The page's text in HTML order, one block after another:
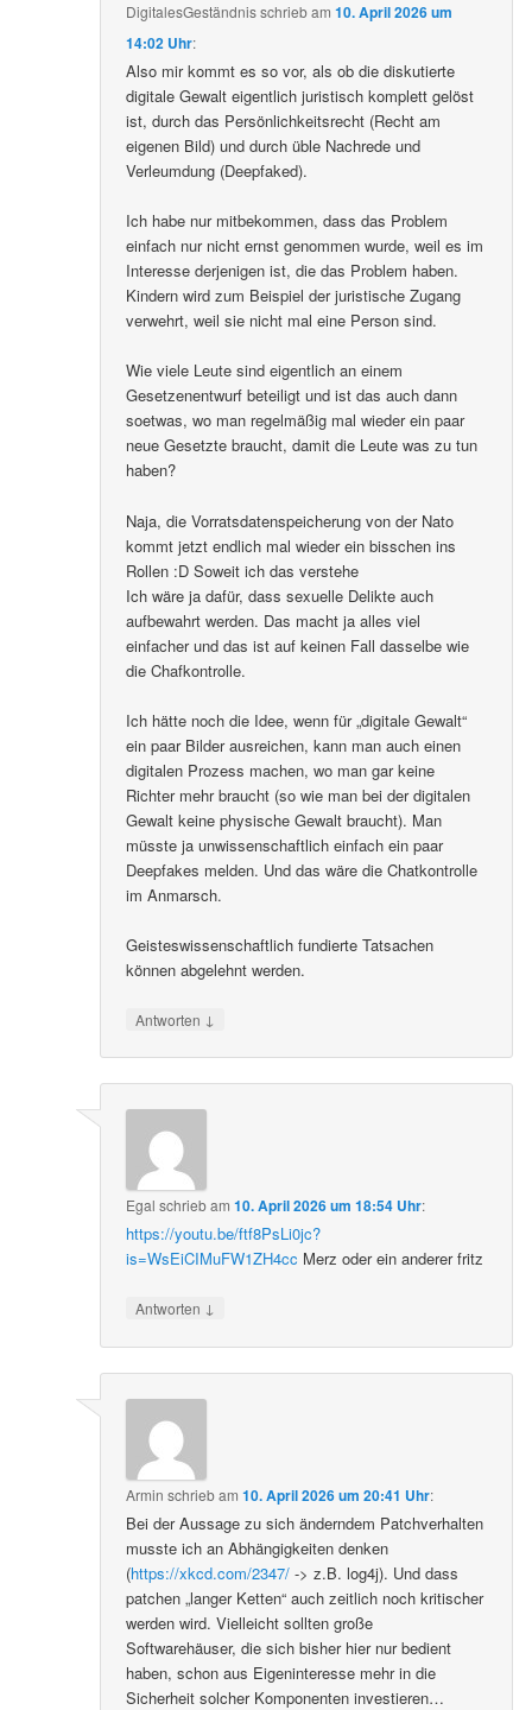
DigitalesGeständnisschriebam10. April 2026 um
14:02 Uhr:
Also mir kommt es so vor, als ob die diskutierte
digitale Gewalt eigentlich juristisch komplett gelöst
ist, durch das Persönlichkeitsrecht (Recht am
eigenen Bild) und durch üble Nachrede und
Verleumdung (Deepfaked).
Ich habe nur mitbekommen, dass das Problem
einfach nur nicht ernst genommen wurde, weil es im
Interesse derjenigen ist, die das Problem haben.
Kindern wird zum Beispiel der juristische Zugang
verwehrt, weil sie nicht mal eine Person sind.
Wie viele Leute sind eigentlich an einem
Gesetzenentwurf beteiligt und ist das auch dann
soetwas, wo man regelmäßig mal wieder ein paar
neue Gesetzte braucht, damit die Leute was zu tun
haben?
Naja, die Vorratsdatenspeicherung von der Nato
kommt jetzt endlich mal wieder ein bisschen ins
Rollen :D Soweit ich das verstehe
Ich wäre ja dafür, dass sexuelle Delikte auch
aufbewahrt werden. Das macht ja alles viel
einfacher und das ist auf keinen Fall dasselbe wie
die Chafkontrolle.
Ich hätte noch die Idee, wenn für „digitale Gewalt“
ein paar Bilder ausreichen, kann man auch einen
digitalen Prozess machen, wo man gar keine
Richter mehr braucht (so wie man bei der digitalen
Gewalt keine physische Gewalt braucht). Man
müsste ja unwissenschaftlich einfach ein paar
Deepfakes melden. Und das wäre die Chatkontrolle
im Anmarsch.
Geisteswissenschaftlich fundierte Tatsachen
können abgelehnt werden.
Antworten ↓
Egal schriebam10. April 2026 um 18:54 Uhr:
https://youtu.be/ftf8PsLi0jc?
is=WsEiCIMuFW1ZH4cc Merz oder ein anderer fritz
Antworten ↓
Armin schriebam10. April 2026 um 20:41 Uhr:
Bei der Aussage zu sich änderndem Patchverhalten
musste ich an Abhängigkeiten denken
(https://xkcd.com/2347/ -> z.B. log4j). Und dass
patchen „langer Ketten“ auch zeitlich noch kritischer
werden wird. Vielleicht sollten große
Softwarehäuser, die sich bisher hier nur bedient
haben, schon aus Eigeninteresse mehr in die
Sicherheit solcher Komponenten investieren…